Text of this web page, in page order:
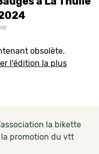
obsolète.
l'édition la plus
la bikette
promotion du vtt